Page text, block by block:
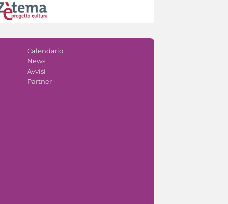
Calendario
News
Avvisi
Partner